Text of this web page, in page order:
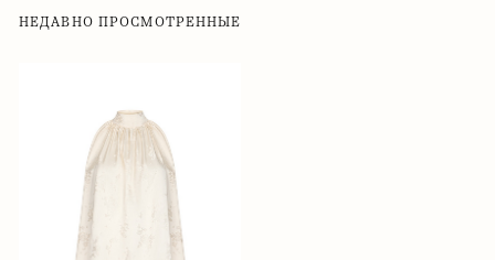
НЕДАВНО ПРОСМОТРЕННЫЕ